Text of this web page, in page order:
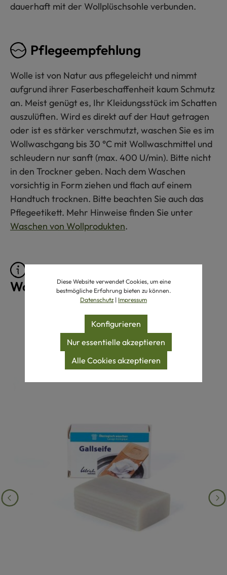
dauerhaft mit der Wollplüschsohle verbunden.
Pflegeempfehlung
Wolle ist von Natur aus pflegeleicht und nimmt
aufgrund ihrer Faserbeschaffenheit kaum Schmutz
an. Meist genügt es, Ihr Kleidungsstück im Schatten
auszulüften. Wird es direkt auf der Haut getragen
oder ist es stärker verschmutzt, waschen Sie es im
Wollwaschgang bis 30 °C mit Wollwaschmittel und
schleudern nur sanft (max. 400 U/min). Bitte nicht
in den Trockner geben. Nach dem Waschen
vorsichtig in Form ziehen und flach auf einem
Handtuch trocknen. Bitte beachten Sie auch das
Pflegeetikett. Mehr Hinweise finden Sie unter
Waschen von Wollprodukten.
Pflegeprodukte für
WollprodukteDiese Website verwendet Cookies, um eine
bestmögliche Erfahrung bieten zu können.
Datenschutz | Impressum
Nur essentielle akzeptieren
Konfigurieren
Alle Cookies akzeptieren